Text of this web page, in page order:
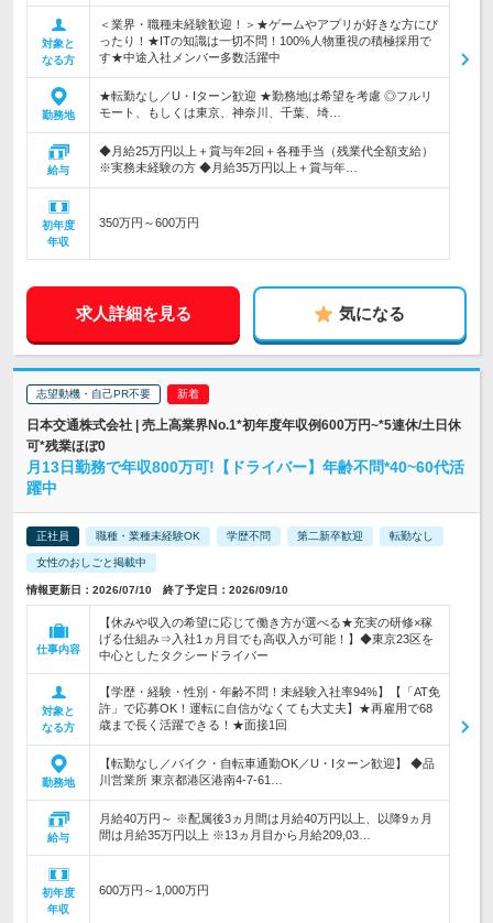
対象と
なる方
＜業界・職種未経験歓迎！＞★ゲームやアプリが好きな方にぴ
ったり！★ITの知識は一切不問！100%人物重視の積極採用で
す★中途入社メンバー多数活躍中
勤務地
★転勤なし／U・Iターン歓迎 ★勤務地は希望を考慮 ◎フルリ
モート、もしくは東京、神奈川、千葉、埼…
給与
◆月給25万円以上＋賞与年2回＋各種手当（残業代全額支給）
※実務未経験の方 ◆月給35万円以上＋賞与年…
初年度
年収
350万円～600万円
求人詳細を見る 気になる
志望動機・自己PR不要
日本交通株式会社 | 売上高業界No.1*初年度年収例600万円~*5連休/土日休
可*残業ほぼ0
月13日勤務で年収800万可!【ドライバー】年齢不問*40~60代活
躍中
正社員 職種・業種未経験OK 学歴不問 第二新卒歓迎 転勤なし
女性のおしごと掲載中
情報更新日：2026/07/10 終了予定日：2026/09/10
仕事内容
【休みや収入の希望に応じて働き方が選べる★充実の研修×稼
げる仕組み⇒入社1ヵ月目でも高収入が可能！】◆東京23区を
中心としたタクシードライバー
対象と
なる方
【学歴・経験・性別・年齢不問！未経験入社率94%】【「AT免
許」で応募OK！運転に自信がなくても大丈夫】★再雇用で68
歳まで長く活躍できる！★面接1回
勤務地
【転勤なし／バイク・自転車通勤OK／U・Iターン歓迎】 ◆品
川営業所 東京都港区港南4-7-61…
給与
月給40万円～ ※配属後3ヵ月間は月給40万円以上、以降9ヵ月
間は月給35万円以上 ※13ヵ月目から月給209,03…
初年度
年収
600万円～1,000万円